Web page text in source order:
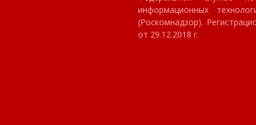
информационных
(Роскомнадзор).
от 29.12.2018 г.